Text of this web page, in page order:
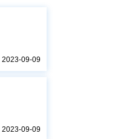
2023-09-09
2023-09-09